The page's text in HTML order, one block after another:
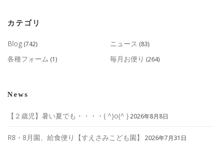
カテゴリ
Blog (742) ニュース (83)
各種フォーム (1) 毎月お便り (264)
News
【２歳児】暑い夏でも・・・・( ^)o(^ ) 2026年8月8日
R8・8月園、給食便り【すえさみこども園】 2026年7月31日